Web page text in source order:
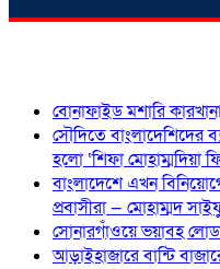
বোনাফাইড মশারি
সৌদিতে বাংলাদেশিদের
হলো ‘শিফা মোহাম্মদিয়া
বাংলাদেশে এখন
প্রবাসীরা — মোহাম্মদ
সোনারগাঁওয়ে ভয়াবহ
আড়াইহাজারে বান্টি